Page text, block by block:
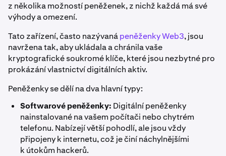
z několika možností peněženek, z nichž každá má své
výhody a omezení.
Tato zařízení, často nazývanápeněženky Web3, jsou
navržena tak, aby ukládala a chránila vaše
kryptografické soukromé klíče, které jsou nezbytné pro
prokázání vlastnictví digitálních aktiv.
Peněženky se dělí na dva hlavní typy:
Softwarové peněženky: Digitální peněženky
nainstalované na vašem počítači nebo chytrém
telefonu. Nabízejí větší pohodlí, ale jsou vždy
připojeny k internetu, což je činí náchylnějšími
k útokům hackerů.